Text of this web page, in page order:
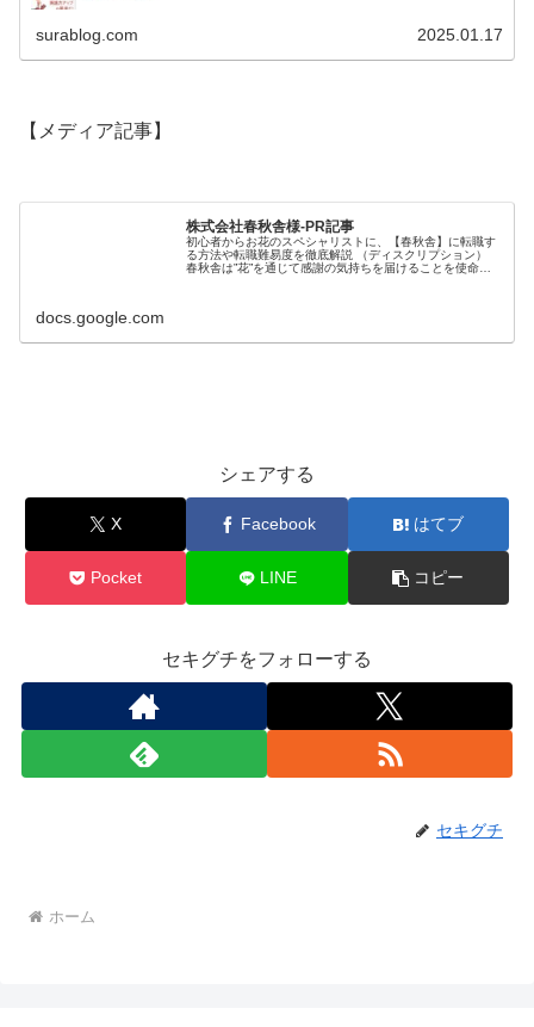
surablog.com 2025.01.17
【メディア記事】
株式会社春秋舎様-PR記事
初心者からお花のスペシャリストに、【春秋舎】に転職す
る方法や転職難易度を徹底解説 （ディスクリプション）
春秋舎は”花”を通じて感謝の気持ちを届けることを使命と
docs.google.com
シェアする
X Facebook はてブ
Pocket LINE コピー
セキグチをフォローする
セキグチ
ホーム